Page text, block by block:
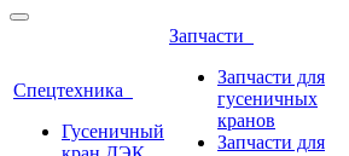
Спецтехника
Гусеничный
Запчасти
Запчасти для
гусеничных
кранов
Запчасти для